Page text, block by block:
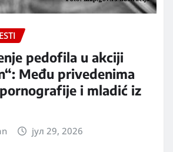
pedofila u akciji
Među privedenima
i mladić iz
јул 29, 2026